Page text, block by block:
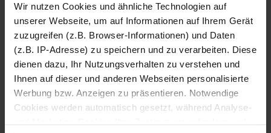
Wir nutzen Cookies und ähnliche Technologien auf
unserer Webseite, um auf Informationen auf Ihrem Gerät
zuzugreifen (z.B. Browser-Informationen) und Daten
(z.B. IP-Adresse) zu speichern und zu verarbeiten. Diese
dienen dazu, Ihr Nutzungsverhalten zu verstehen und
Ihnen auf dieser und anderen Webseiten personalisierte
Werbung bzw. Anzeigen zu präsentieren. Notwendige
Cookies werden automatisch gesetzt, während Analyse-
Altenkirchen
Baabe
Bergen
Binz